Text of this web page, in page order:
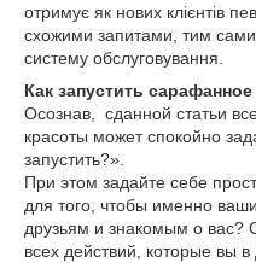
отримує як нових клієнтів
схожими запитами, тим
систему обслуговування.
Как запустить
Осознав, сданной статьи
красоты может спокойно
запустить?».
При этом задайте себе
для того, чтобы именно
друзьям и знакомым о вас?
всех действий, которые вы